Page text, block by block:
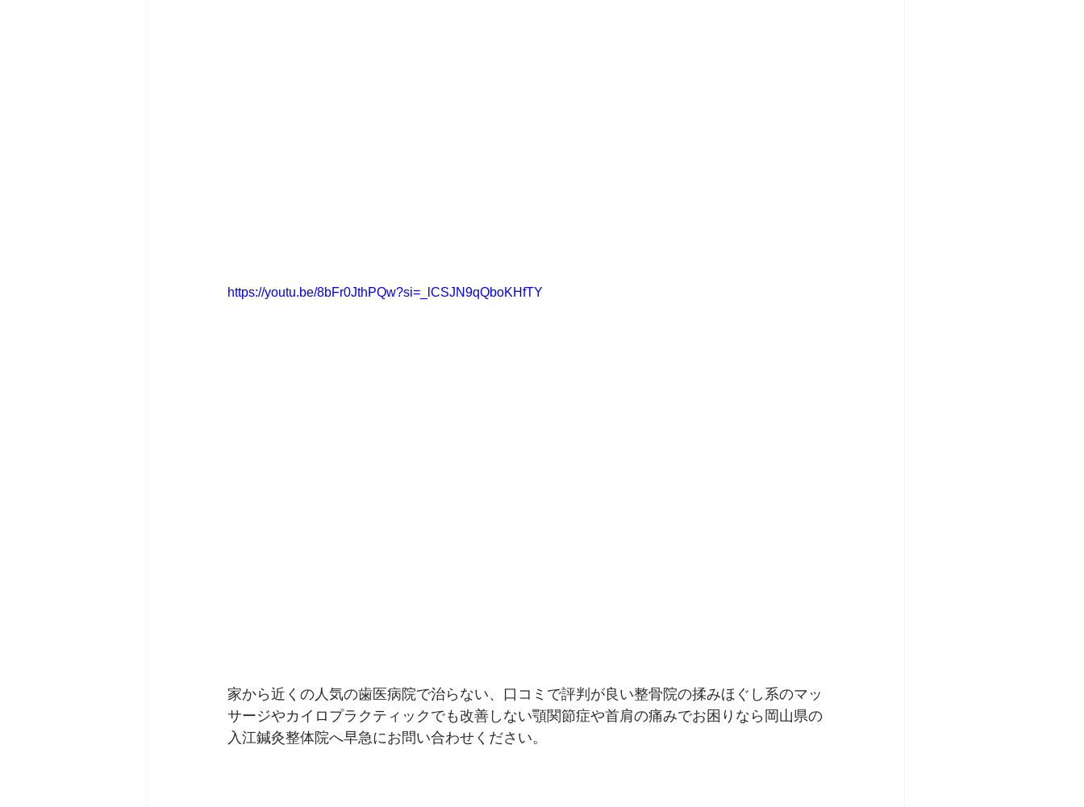
https://youtu.be/8bFr0JthPQw?si=_lCSJN9qQboKHfTY
家から近くの人気の歯医病院で治らない、口コミで評判が良い整骨院の揉みほぐし系のマッ
サージやカイロプラクティックでも改善しない顎関節症や首肩の痛みでお困りなら岡山県の
入江鍼灸整体院へ早急にお問い合わせください。